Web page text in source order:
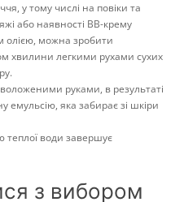
у тому числі на повіки та
або наявності ВВ-крему
можна зробити
хвилини легкими рухами сухих
руками, в результаті
емульсію, яка забирає зі шкіри
теплої води завершує
з вибором